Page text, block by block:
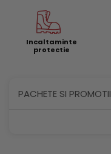
Incaltaminte
protectie
PACHETE SI PROMOTII